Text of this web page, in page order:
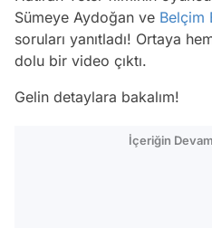
Sümeye Aydoğan ve Belçim
soruları yanıtladı! Ortaya
dolu bir video çıktı.
Gelin detaylara bakalım!
İçeriğin